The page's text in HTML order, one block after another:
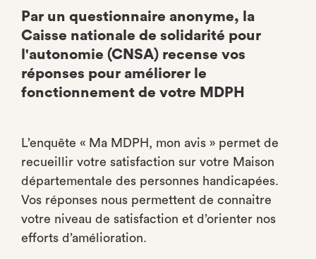
Par un questionnaire anonyme, la
Caisse nationale de solidarité pour
l'autonomie (CNSA) recense vos
réponses pour améliorer le
fonctionnement de votre MDPH
L’enquête « Ma MDPH, mon avis » permet de
recueillir votre satisfaction sur votre Maison
départementale des personnes handicapées.
Vos réponses nous permettent de connaitre
votre niveau de satisfaction et d’orienter nos
efforts d’amélioration.